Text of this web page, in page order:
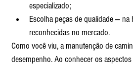
especializado;
Escolha peças de qualidade —
reconhecidas no mercado.
Como você viu, a manutenção de
desempenho. Ao conhecer os